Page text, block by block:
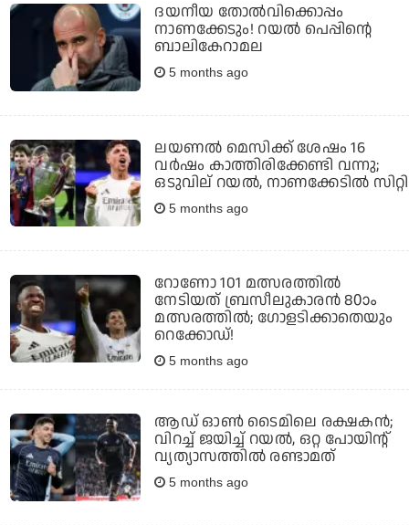
ദയനീയ തോല്‍വിക്കൊപ്പം
നാണക്കേടും! റയല്‍ പെപ്പിന്റെ
ബാലികേറാമല
5 months ago
ലയണല്‍ മെസിക്ക് ശേഷം 16
വര്‍ഷം കാത്തിരിക്കേണ്ടി വന്നു;
ഒടുവില് റയല്‍, നാണക്കേടില്‍ സിറ്റി
5 months ago
റോണോ 101 മത്സരത്തില്‍
നേടിയത് ബ്രസീലുകാരന്‍ 80ാം
മത്സരത്തില്‍; ഗോളടിക്കാതെയും
റെക്കോഡ്!
5 months ago
ആഡ് ഓണ്‍ ടൈമിലെ രക്ഷകന്‍;
വിറച്ച് ജയിച്ച് റയല്‍, ഒറ്റ പോയിന്റ്
വ്യത്യാസത്തില്‍ രണ്ടാമത്
5 months ago